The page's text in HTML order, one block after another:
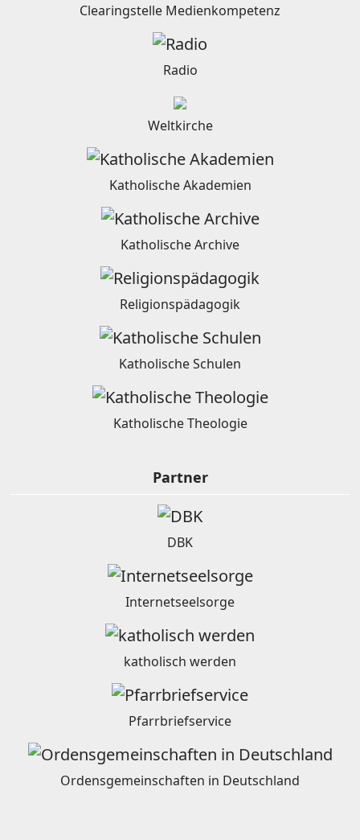
Clearingstelle Medienkompetenz
Radio
Weltkirche
Katholische Akademien
Katholische Archive
Religionspädagogik
Katholische Schulen
Katholische Theologie
Partner
DBK
Internetseelsorge
katholisch werden
Pfarrbriefservice
Ordensgemeinschaften in Deutschland